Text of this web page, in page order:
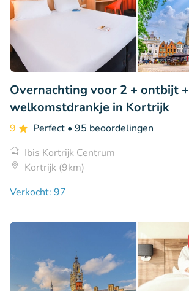
Overnachting voor 2 + ontbijt +
welkomstdrankje in Kortrijk
9 Perfect • 95 beoordelingen
Ibis Kortrijk Centrum
Kortrijk (9km)
Verkocht: 97